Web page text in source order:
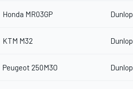
Honda MR03GP Dunlop
KTM M32 Dunlop
Peugeot 250M3O Dunlop